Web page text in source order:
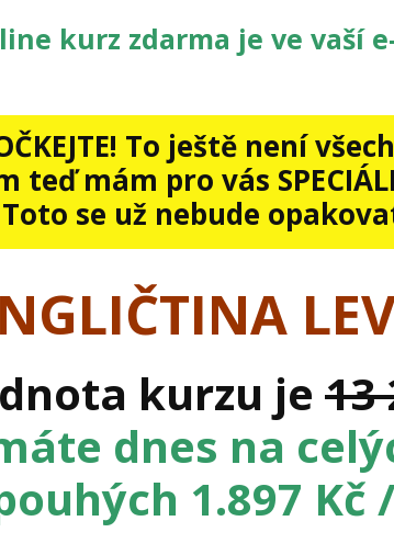
kurz zdarma je ve vaší
To ještě není
teď mám pro vás
Toto se už nebude
kurzu je 13
dnes na
1.897 Kč